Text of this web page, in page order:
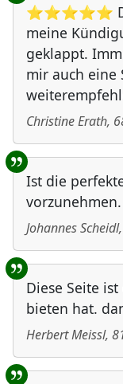
⭐⭐⭐⭐⭐
meine
geklappt.
mir auch eine
Christine Erath,
Ist die
vorzunehmen.
Johannes Scheidl,
Diese Seite
bieten hat.
Herbert Meissl,